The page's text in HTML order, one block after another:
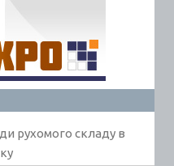
рухомого складу в